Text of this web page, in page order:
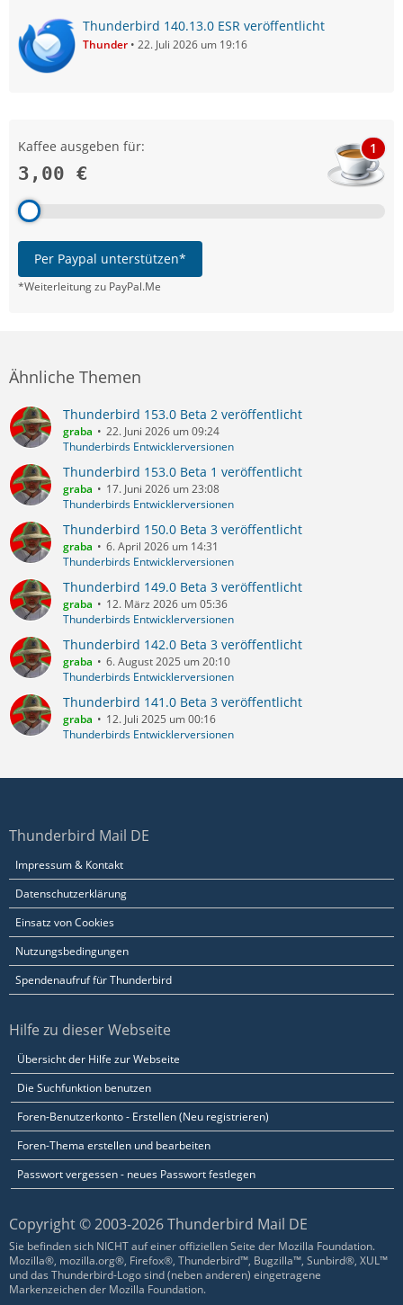
Thunderbird 140.13.0 ESR veröffentlicht
Thunder 22. Juli 2026 um 19:16
Kaffee ausgeben für:
3,00 €
1
Per Paypal unterstützen*
*Weiterleitung zu PayPal.Me
Ähnliche Themen
Thunderbird 153.0 Beta 2 veröffentlicht
graba
22. Juni 2026 um 09:24
Thunderbirds Entwicklerversionen
Thunderbird 153.0 Beta 1 veröffentlicht
graba
17. Juni 2026 um 23:08
Thunderbirds Entwicklerversionen
Thunderbird 150.0 Beta 3 veröffentlicht
graba
6. April 2026 um 14:31
Thunderbirds Entwicklerversionen
Thunderbird 149.0 Beta 3 veröffentlicht
graba
12. März 2026 um 05:36
Thunderbirds Entwicklerversionen
Thunderbird 142.0 Beta 3 veröffentlicht
graba
6. August 2025 um 20:10
Thunderbirds Entwicklerversionen
Thunderbird 141.0 Beta 3 veröffentlicht
graba
12. Juli 2025 um 00:16
Thunderbirds Entwicklerversionen
Thunderbird Mail DE
Impressum & Kontakt
Datenschutzerklärung
Einsatz von Cookies
Nutzungsbedingungen
Spendenaufruf für Thunderbird
Hilfe zu dieser Webseite
Übersicht der Hilfe zur Webseite
Die Suchfunktion benutzen
Foren-Benutzerkonto - Erstellen (Neu registrieren)
Foren-Thema erstellen und bearbeiten
Passwort vergessen - neues Passwort festlegen
Copyright © 2003-2026 Thunderbird Mail DE
Sie befinden sich NICHT auf einer offiziellen Seite der Mozilla Foundation.
Mozilla®, mozilla.org®, Firefox®, Thunderbird™, Bugzilla™, Sunbird®, XUL™
und das Thunderbird-Logo sind (neben anderen) eingetragene
Markenzeichen der Mozilla Foundation.